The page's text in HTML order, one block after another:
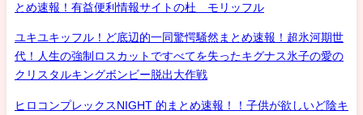
とめ速報！有益便利情報サイトの杜 モリッフル
ユキユキッフル！ど底辺的一同驚愕騒然まとめ速報！超氷河期世
代！人生の強制ロスカットですべてを失ったキグナス氷子の愛の
クリスタルキングボンビー脱出大作戦
ヒロコンプレックスNIGHT 的まとめ速報！！子供が欲しいど陰キ